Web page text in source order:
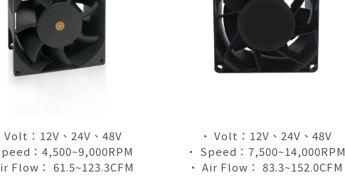
：12V、24V、48V
：4,500~9,000RPM
Flow： 61.5~123.3CFM
• Volt：12V、24V、48V
• Speed：7,500~14,000RPM
• Air Flow： 83.3~152.0CFM